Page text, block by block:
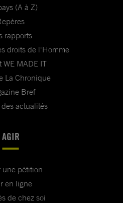
(A à Z)
rapports
droits de l'Homme
WE MADE IT
La Chronique
Bref
actualités
AGIR
une pétition
en ligne
de chez soi